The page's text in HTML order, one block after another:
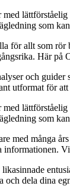
med
som
allt som rör
Här
och
utformat för
med
som
med många
informationen.
dela dina